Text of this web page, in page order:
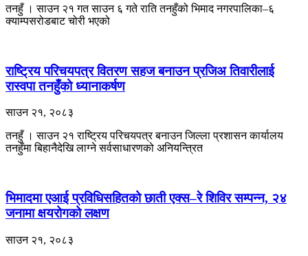
तनहुँ । साउन २१ गत साउन ६ गते राति तनहुँको भिमाद नगरपालिका–६
क्याम्पसरोडबाट चोरी भएको
राष्ट्रिय परिचयपत्र वितरण सहज बनाउन प्रजिअ तिवारीलाई
रास्वपा तनहुँको ध्यानाकर्षण
साउन २१, २०८३
तनहुँ । साउन २१ राष्ट्रिय परिचयपत्र बनाउन जिल्ला प्रशासन कार्यालय
तनहुँमा बिहानैदेखि लाग्ने सर्वसाधारणको अनियन्त्रित
भिमादमा एआई प्रविधिसहितको छाती एक्स–रे शिविर सम्पन्न, २४
जनामा क्षयरोगको लक्षण
साउन २१, २०८३